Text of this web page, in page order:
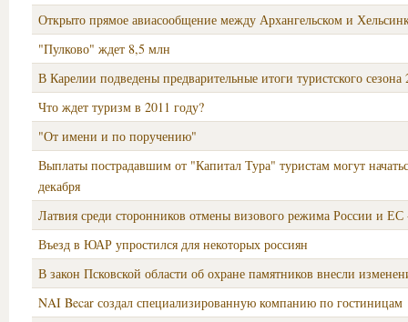
Открыто прямое авиасообщение между Архангельском и
"Пулково" ждет 8,5 млн
В Карелии подведены предварительные итоги туристского сезона
Что ждет туризм в 2011 году?
"От имени и по поручению"
Выплаты пострадавшим от "Капитал Тура" туристам могут
декабря
Латвия среди сторонников отмены визового режима России и ЕС
Въезд в ЮАР упростился для некоторых россиян
В закон Псковской области об охране памятников внесли
NAI Becar создал специализированную компанию по гостиницам